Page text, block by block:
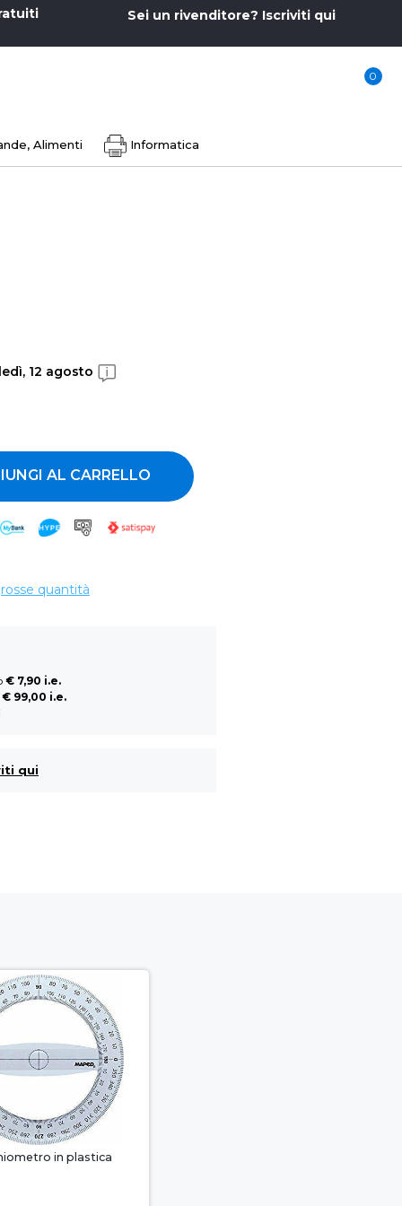
Sei un rivenditore? Iscriviti qui
0
Alimenti
Informatica
12 agosto
AL CARRELLO
quantità
€ 7,90 i.e.
€ 99,00 i.e.
qui
in plastica